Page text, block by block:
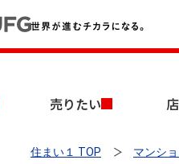
売りたい
住まい１ TOP マンシ